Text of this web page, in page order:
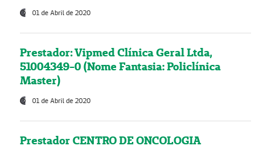
01 de Abril de 2020
Prestador: Vipmed Clínica Geral Ltda,
51004349-0 (Nome Fantasia: Policlínica
Master)
01 de Abril de 2020
Prestador CENTRO DE ONCOLOGIA